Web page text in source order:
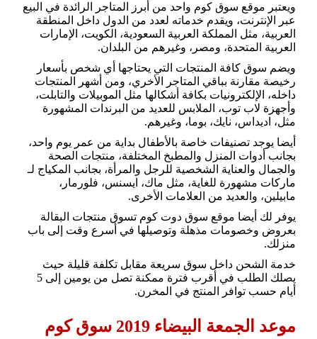
ويعتبر موقع سوق كوم واحد من أبرز المتاجر الرائدة في البيع
عبر الإنترنت، ويقدم خدماته لعدد من الدول داخل المنطقة
العربية، مثل المملكة العربية السعودية، الكويت، الإمارات
العربية المتحدة، ومصر، وغيرهم من البلدان.
ويضم سوق كافة المنتجات التي يحتاجها أي شخص بأسعار
رخيصة مقارنة بباقي المتاجر الأخري، ومن أشهر المنتجات
داخله، الإلكترونيات بكافة أشكالها مثل الموبيلات والتابلت،
وأجهزة لاب توب، الملابس للعديد من البرندات المشهورة
مثل، اديداس، نايك، بوما، وغيرهم.
أيضا يوجد تصنيفات خاصة بالأطفال بداية من عمر يوم واحد،
بجانب أدوات المنزل والمطبخ المختلفة، منتجات الصحة
والجمال والعناية الشخصية للرجل والمرأة، بجانب المكياج لـ
ماركات مشهورة للغاية، مثل ماك، ايسنس، فلورمار،
مابيلين، والعديد من العلامات الأخرى.
يوفر لك أيضا موقع سوق دوت كوم تسوق منتجات البقالة
بعروض وخصومات مذهلة وتوصيلها في أسرع وقت إلى باب
منزلك.
خدمة الشحن داخل سوق سريعة مقابل تكلفة قليلة حيث
يصلك الطلب في أقرب فترة ممكنة تصل من يومين إلى 5
أيام حسب توافر المنتج في المخرن.
موعد الجمعة البيضاء 2019 سوق كوم